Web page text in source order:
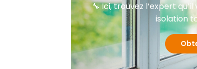
🔧 Ici, trouvez l’expert
isolation